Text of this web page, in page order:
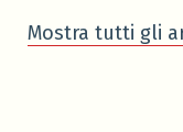
Mostra tutti gli